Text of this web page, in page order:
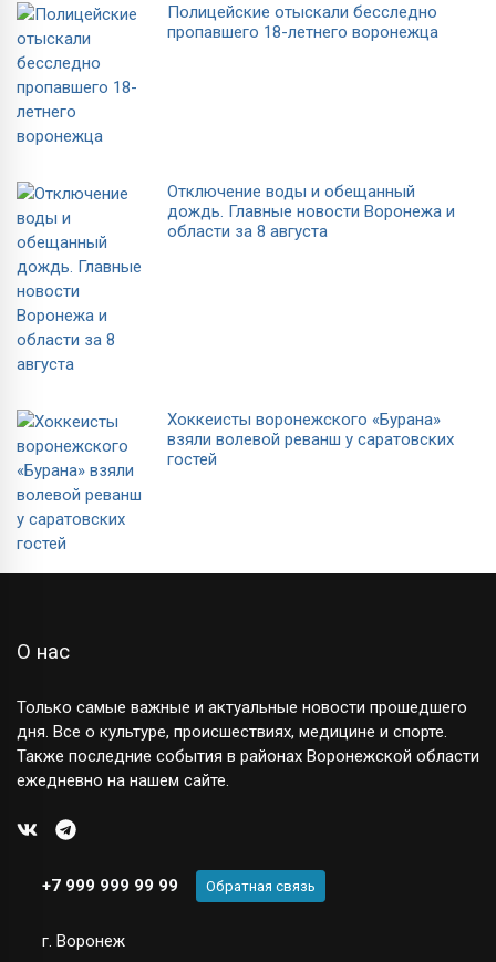
Полицейские отыскали бесследно
пропавшего 18-летнего воронежца
Отключение воды и обещанный
дождь. Главные новости Воронежа и
области за 8 августа
Хоккеисты воронежского «Бурана»
взяли волевой реванш у саратовских
гостей
О нас
Только самые важные и актуальные новости прошедшего
дня. Все о культуре, происшествиях, медицине и спорте.
Также последние события в районах Воронежской области
ежедневно на нашем сайте.
+7 999 999 99 99 Обратная связь
г. Воронеж